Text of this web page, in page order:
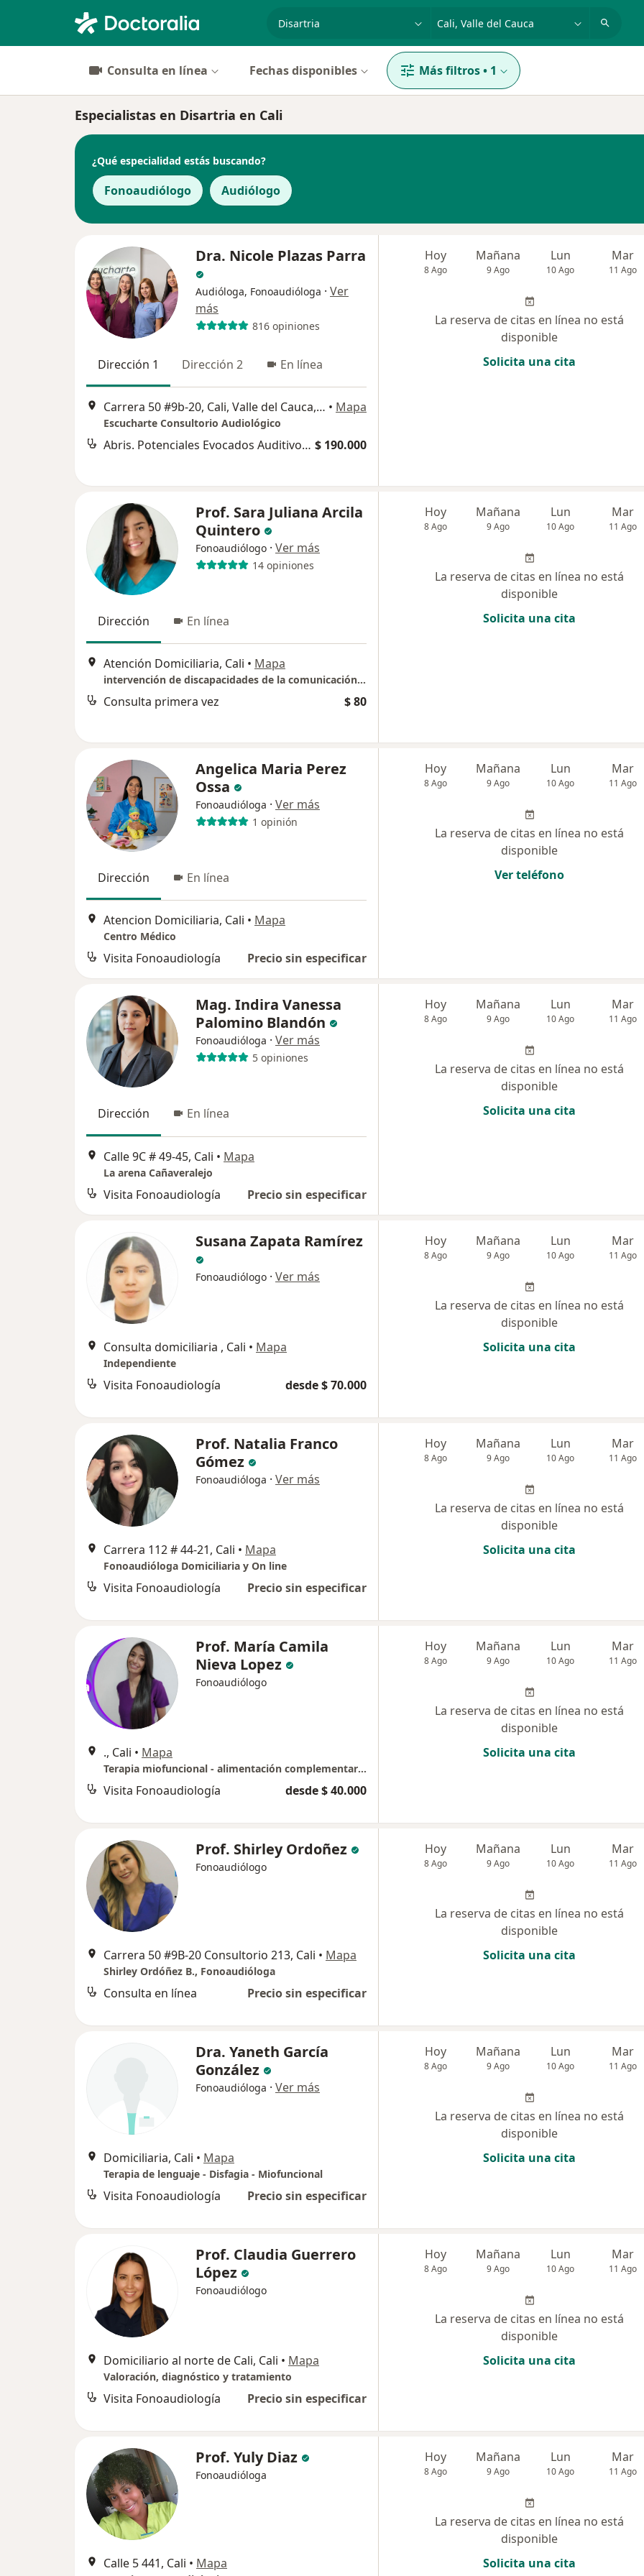
Consulta en línea Fechas disponibles Más filtros• 1
Especialistas en Disartria en Cali
¿Qué especialidad estás buscando?
Fonoaudiólogo Audiólogo
Dra. Nicole Plazas Parra
Audióloga, Fonoaudióloga · Ver
más
816 opiniones
Dirección 1 Dirección 2 En línea
Carrera 50 #9b-20, Cali, Valle del Cauca, Colombia, Cali • Mapa
Escucharte Consultorio Audiológico
Abris. Potenciales Evocados Auditivos de Tamizaje $ 190.000
Hoy
8 Ago
Mañana
9 Ago
Lun
10 Ago
Mar
11 Ago
La reserva de citas en línea no está
disponible
Solicita una cita
Prof. Sara Juliana Arcila
Quintero
Fonoaudiólogo · Ver más
14 opiniones
Dirección En línea
Atención Domiciliaria, Cali • Mapa
intervención de discapacidades de la comunicación dadas por lesión neurológica jovenes, adultos y adulto mayor : Afasias , Disartrias, Apraxias , Demencias, entre otros.
Consulta primera vez $ 80
Hoy
8 Ago
Mañana
9 Ago
Lun
10 Ago
Mar
11 Ago
La reserva de citas en línea no está
disponible
Solicita una cita
Angelica Maria Perez
Ossa
Fonoaudióloga · Ver más
1 opinión
Dirección En línea
Atencion Domiciliaria, Cali • Mapa
Centro Médico
Visita Fonoaudiología Precio sin especificar
Hoy
8 Ago
Mañana
9 Ago
Lun
10 Ago
Mar
11 Ago
La reserva de citas en línea no está
disponible
Ver teléfono
Mag. Indira Vanessa
Palomino Blandón
Fonoaudióloga · Ver más
5 opiniones
Dirección En línea
Calle 9C # 49-45, Cali • Mapa
La arena Cañaveralejo
Visita Fonoaudiología Precio sin especificar
Hoy
8 Ago
Mañana
9 Ago
Lun
10 Ago
Mar
11 Ago
La reserva de citas en línea no está
disponible
Solicita una cita
Susana Zapata Ramírez
Fonoaudiólogo · Ver más
Consulta domiciliaria , Cali • Mapa
Independiente
Visita Fonoaudiología desde $ 70.000
Hoy
8 Ago
Mañana
9 Ago
Lun
10 Ago
Mar
11 Ago
La reserva de citas en línea no está
disponible
Solicita una cita
Prof. Natalia Franco
Gómez
Fonoaudióloga · Ver más
Carrera 112 # 44-21, Cali • Mapa
Fonoaudióloga Domiciliaria y On line
Visita Fonoaudiología Precio sin especificar
Hoy
8 Ago
Mañana
9 Ago
Lun
10 Ago
Mar
11 Ago
La reserva de citas en línea no está
disponible
Solicita una cita
Prof. María Camila
Nieva Lopez
Fonoaudiólogo
., Cali • Mapa
Terapia miofuncional - alimentación complementaría- lactancia materna- lenguaje y articulación del habla
Visita Fonoaudiología desde $ 40.000
Hoy
8 Ago
Mañana
9 Ago
Lun
10 Ago
Mar
11 Ago
La reserva de citas en línea no está
disponible
Solicita una cita
Prof. Shirley Ordoñez
Fonoaudiólogo
Carrera 50 #9B-20 Consultorio 213, Cali • Mapa
Shirley Ordóñez B., Fonoaudióloga
Consulta en línea Precio sin especificar
Hoy
8 Ago
Mañana
9 Ago
Lun
10 Ago
Mar
11 Ago
La reserva de citas en línea no está
disponible
Solicita una cita
Dra. Yaneth García
González
Fonoaudióloga · Ver más
Domiciliaria, Cali • Mapa
Terapia de lenguaje - Disfagia - Miofuncional
Visita Fonoaudiología Precio sin especificar
Hoy
8 Ago
Mañana
9 Ago
Lun
10 Ago
Mar
11 Ago
La reserva de citas en línea no está
disponible
Solicita una cita
Prof. Claudia Guerrero
López
Fonoaudiólogo
Domiciliario al norte de Cali, Cali • Mapa
Valoración, diagnóstico y tratamiento
Visita Fonoaudiología Precio sin especificar
Hoy
8 Ago
Mañana
9 Ago
Lun
10 Ago
Mar
11 Ago
La reserva de citas en línea no está
disponible
Solicita una cita
Prof. Yuly Diaz
Fonoaudióloga
Calle 5 441, Cali • Mapa
Hoy
8 Ago
Mañana
9 Ago
Lun
10 Ago
Mar
11 Ago
La reserva de citas en línea no está
disponible
Solicita una cita